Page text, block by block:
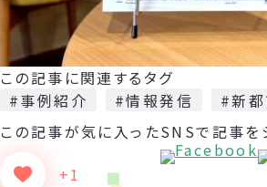
この記事に関連するタグ
#事例紹介
#情報発信
#新
この記事が気に入った
+1
SNSで記事を